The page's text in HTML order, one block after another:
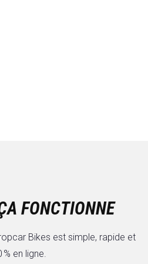
FONCTIONNE
Bikes est simple, rapide et
% en ligne.